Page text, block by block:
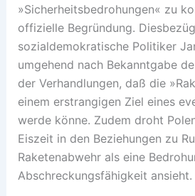
»Sicherheitsbedrohungen« zu
offizielle Begründung.
sozialdemokratische Politiker
umgehend nach Bekanntgabe
der Verhandlungen, daß die
einem erstrangigen Ziel eines
werde könne. Zudem droht
Eiszeit in den Beziehungen zu
Raketenabwehr als eine
Abschreckungsfähigkeit ansieht.